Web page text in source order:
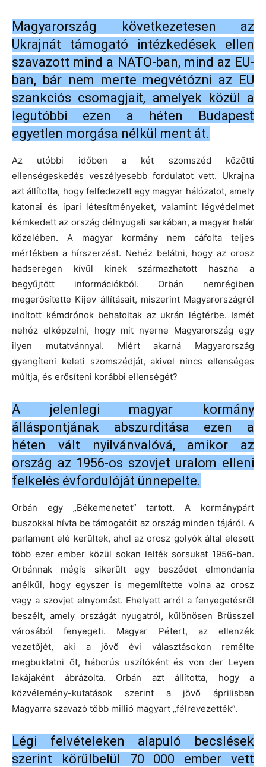
Magyarország következetesen az
Ukrajnát támogató intézkedések ellen
szavazott mind a NATO-ban, mind az EU-
ban, bár nem merte megvétózni az EU
szankciós csomagjait, amelyek közül a
legutóbbi ezen a héten Budapest
egyetlen morgása nélkül ment át.
Az utóbbi időben a két szomszéd közötti
ellenségeskedés veszélyesebb fordulatot vett. Ukrajna
azt állította, hogy felfedezett egy magyar hálózatot, amely
katonai és ipari létesítményeket, valamint légvédelmet
kémkedett az ország délnyugati sarkában, a magyar határ
közelében.
A magyar kormány nem cáfolta teljes
mértékben a hírszerzést. Nehéz belátni, hogy az orosz
hadseregen kívül kinek származhatott haszna a
begyűjtött információkból.
Orbán nemrégiben
megerősítette Kijev állításait, miszerint Magyarországról
indított kémdrónok behatoltak az ukrán légtérbe. Ismét
nehéz elképzelni, hogy mit nyerne Magyarország egy
ilyen mutatvánnyal.
Miért akarná Magyarország
gyengíteni keleti szomszédját, akivel nincs ellenséges
múltja, és erősíteni korábbi ellenségét?
A jelenlegi magyar kormány
álláspontjának abszurditása ezen a
héten vált nyilvánvalóvá, amikor az
ország az 1956-os szovjet uralom elleni
felkelés évfordulóját ünnepelte.
Orbán egy „Békemenetet” tartott.
A kormánypárt
buszokkal hívta be támogatóit az ország minden tájáról. A
parlament elé kerültek, ahol az orosz golyók által elesett
több ezer ember közül sokan lelték sorsukat 1956-ban.
Orbánnak mégis sikerült egy beszédet elmondania
anélkül, hogy egyszer is megemlítette volna az orosz
vagy a szovjet elnyomást. Ehelyett arról a fenyegetésről
beszélt, amely országát nyugatról, különösen Brüsszel
városából fenyegeti.
Magyar Pétert, az ellenzék
vezetőjét, aki a jövő évi választásokon remélte
megbuktatni őt, háborús uszítóként és von der Leyen
lakájaként ábrázolta.
Orbán azt állította, hogy a
közvélemény-kutatások szerint a jövő áprilisban
Magyarra szavazó több millió magyart „félrevezették”.
Légi felvételeken alapuló becslések
szerint körülbelül 70 000 ember vett